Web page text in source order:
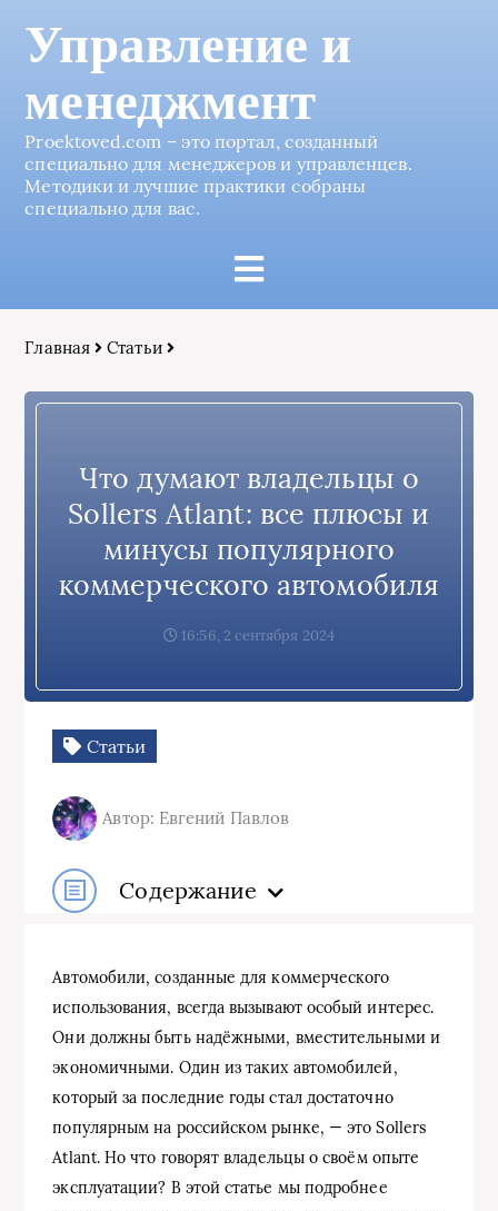
Управление и
менеджмент
Proektoved.com – это портал, созданный
специально для менеджеров и управленцев.
Методики и лучшие практики собраны
специально для вас.
Главная Статьи
Что думают владельцы о
Sollers Atlant: все плюсы и
минусы популярного
коммерческого автомобиля
16:56, 2 сентября 2024
Статьи
Автор: Евгений Павлов
Содержание
Автомобили, созданные для коммерческого
использования, всегда вызывают особый интерес.
Они должны быть надёжными, вместительными и
экономичными. Один из таких автомобилей,
который за последние годы стал достаточно
популярным на российском рынке, — это Sollers
Atlant. Но что говорят владельцы о своём опыте
эксплуатации? В этой статье мы подробнее